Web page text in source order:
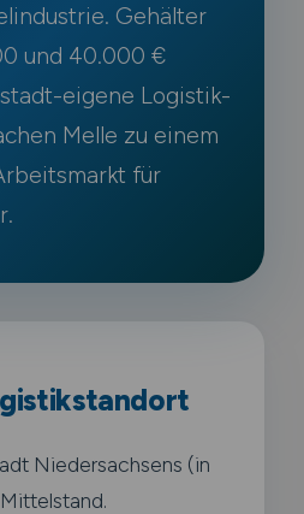
Gehälter
und 40.000 €
eigene Logistik-
Melle zu einem
für
Niedersachsens (in